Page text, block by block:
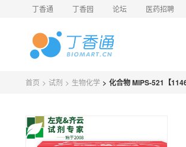
丁香通 丁香园 论坛 医药招聘
首页 > 试剂 > 生物化学 > 化合物 MIPS-521【